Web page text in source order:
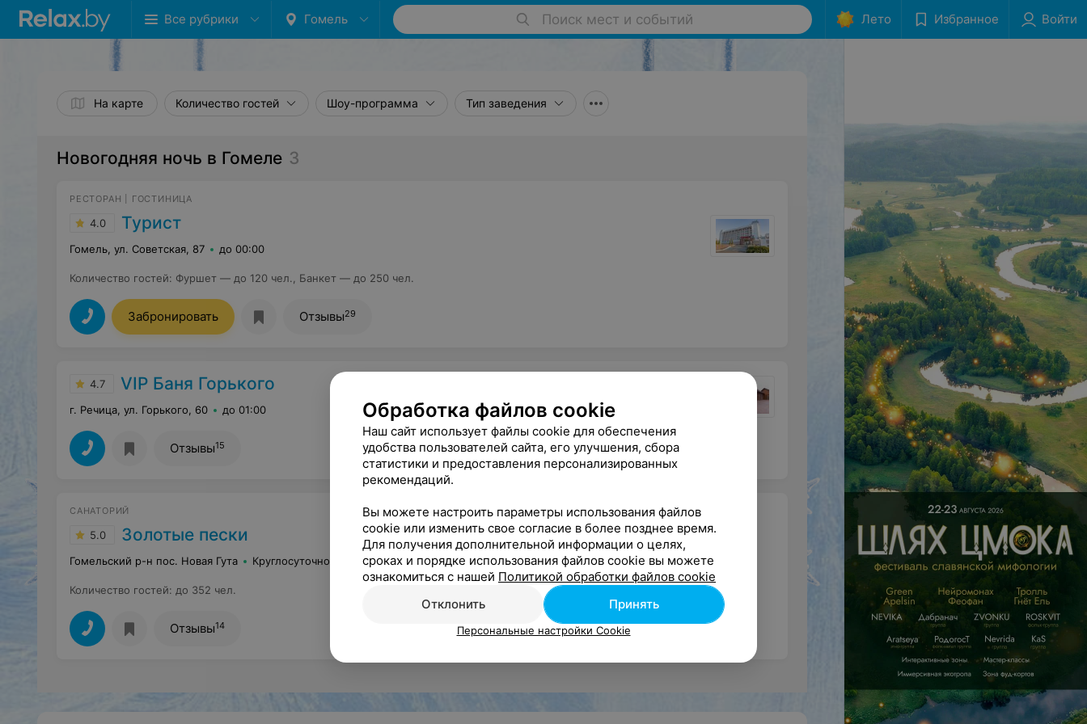
Все рубрики Гомель Поиск мест и событий Лето Избранное Войти
На карте Количество гостей Шоу-программа Тип заведения
Новогодняя ночь в Гомеле 3
РЕСТОРАН | ГОСТИНИЦА
4.0 Турист
Гомель, ул. Советская, 87 до 00:00
Количество гостей: Фуршет — до 120 чел., Банкет — до 250 чел.
Забронировать Отзывы29
4.7 VIP Баня Горького
г. Речица, ул. Горького, 60 до 01:00
Отзывы15
САНАТОРИЙ
5.0 Золотые пески
Гомельский р-н пос. Новая Гута Круглосуточно
Количество гостей: до 352 чел.
Отзывы14
Обработка файлов cookie
Наш сайт использует файлы cookie для обеспечения
удобства пользователей сайта, его улучшения, сбора
статистики и предоставления персонализированных
рекомендаций.
Вы можете настроить параметры использования файлов
cookie или изменить свое согласие в более позднее время.
Для получения дополнительной информации о целях,
сроках и порядке использования файлов cookie вы можете
ознакомиться с нашей Политикой обработки файлов cookie
Отклонить
Принять
Персональные настройки Cookie